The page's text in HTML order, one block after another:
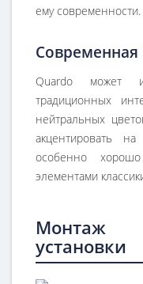
ему современности.
Современная
Quardo может
традиционных
нейтральных
акцентировать
особенно
элементами
Монтаж
установки